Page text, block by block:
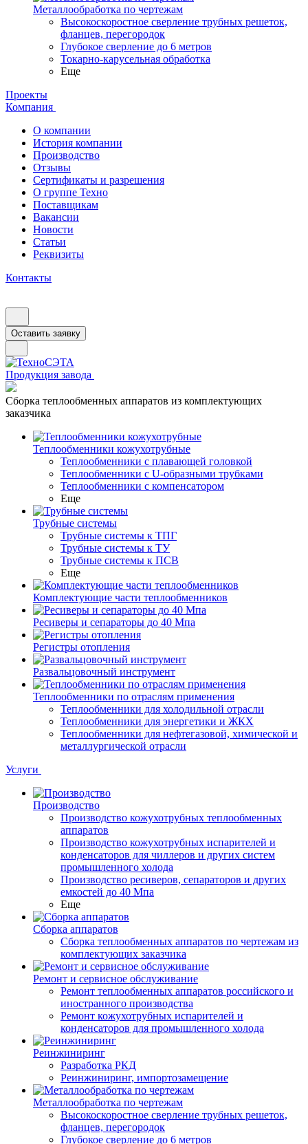
Металлообработка по чертежам
Высокоскоростное сверление трубных решеток,
фланцев, перегородок
Глубокое сверление до 6 метров
Токарно-карусельная обработка
Еще
Проекты
Компания
О компании
История компании
Производство
Отзывы
Сертификаты и разрешения
О группе Техно
Поставщикам
Вакансии
Новости
Статьи
Реквизиты
Контакты
Оставить заявку
Продукция завода
Сборка теплообменных аппаратов из комплектующих
заказчика
Теплообменники кожухотрубные
Теплообменники с плавающей головкой
Теплообменники с U-образными трубками
Теплообменники с компенсатором
Еще
Трубные системы
Трубные системы к ТПГ
Трубные системы к ТУ
Трубные системы к ПСВ
Еще
Комплектующие части теплообменников
Ресиверы и сепараторы до 40 Мпа
Регистры отопления
Развальцовочный инструмент
Теплообменники по отраслям применения
Теплообменники для холодильной отрасли
Теплообменники для энергетики и ЖКХ
Теплообменники для нефтегазовой, химической и
металлургической отрасли
Услуги
Производство
Производство кожухотрубных теплообменных
аппаратов
Производство кожухотрубных испарителей и
конденсаторов для чиллеров и других систем
промышленного холода
Производство ресиверов, сепараторов и других
емкостей до 40 Мпа
Еще
Сборка аппаратов
Сборка теплообменных аппаратов по чертежам из
комплектующих заказчика
Ремонт и сервисное обслуживание
Ремонт теплообменных аппаратов российского и
иностранного производства
Ремонт кожухотрубных испарителей и
конденсаторов для промышленного холода
Реинжиниринг
Разработка РКД
Реинжиниринг, импортозамещение
Металлообработка по чертежам
Высокоскоростное сверление трубных решеток,
фланцев, перегородок
Глубокое сверление до 6 метров